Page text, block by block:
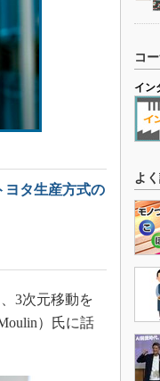
ヨタ生産方式の
3次元移動を
）氏に話
コ
イン
よ